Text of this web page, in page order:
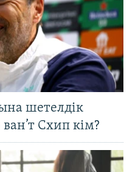
шетелдік
Схип кім?